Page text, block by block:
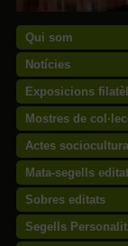
Qui som
Notícies
Exposicions
Mostres de
Actes
Mata-segells
Sobres editats
Segells